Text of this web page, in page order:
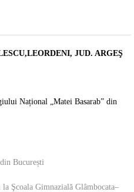
JUD. ARGEŞ
Național „Matei Basarab” din
București
Şcoala Gimnazială Glâmbocata–